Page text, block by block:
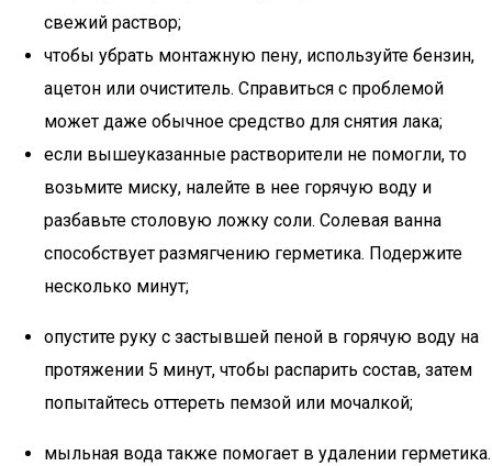
свежий раствор;
чтобы убрать монтажную пену, используйте бензин,
ацетон или очиститель. Справиться с проблемой
может даже обычное средство для снятия лака;
если вышеуказанные растворители не помогли, то
возьмите миску, налейте в нее горячую воду и
разбавьте столовую ложку соли. Солевая ванна
способствует размягчению герметика. Подержите
несколько минут;
опустите руку с застывшей пеной в горячую воду на
протяжении 5 минут, чтобы распарить состав, затем
попытайтесь оттереть пемзой или мочалкой;
мыльная вода также помогает в удалении герметика.